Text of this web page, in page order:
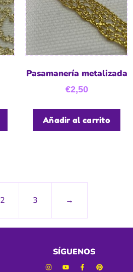
Pasamanería metalizada
€2,50
Añadir al carrito
2 3 →
SÍGUENOS